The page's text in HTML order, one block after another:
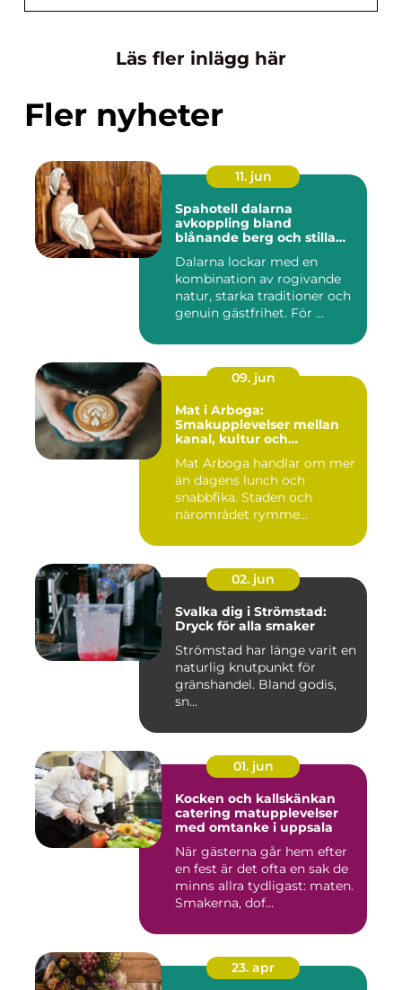
Läs fler inlägg här
Fler nyheter
11. jun
Spahotell dalarna
avkoppling bland
blånande berg och stilla
Dalarna lockar med en
kombination av rogivande
natur, starka traditioner och
genuin gästfrihet. För ...
09. jun
Mat i Arboga:
Smakupplevelser mellan
kanal, kultur och
Mat Arboga handlar om mer
än dagens lunch och
snabbfika. Staden och
närområdet rymme...
02. jun
Svalka dig i Strömstad:
Dryck för alla smaker
Strömstad har länge varit en
naturlig knutpunkt för
gränshandel. Bland godis,
sn...
01. jun
Kocken och kallskänkan
catering matupplevelser
med omtanke i uppsala
När gästerna går hem efter
en fest är det ofta en sak de
minns allra tydligast: maten.
Smakerna, dof...
23. apr